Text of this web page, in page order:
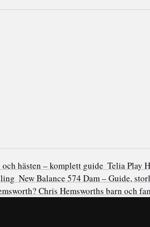
hästen – komplett guide Telia Play
New Balance 574 Dam – Guide,
Chris Hemsworths barn och